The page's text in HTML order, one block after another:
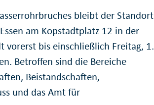
bleibt der Standort
am Kopstadtplatz 12 in der
vorerst bis einschließlich Freitag, 1.
Betroffen sind die Bereiche
Beistandschaften,
und das Amt für